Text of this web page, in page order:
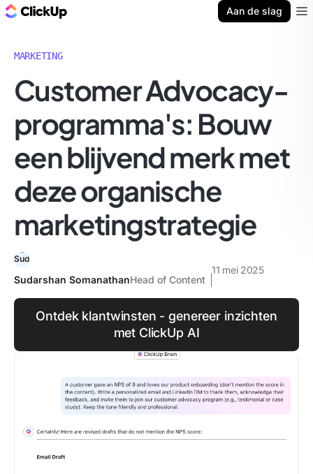
Aan de slag
MARKETING
Customer Advocacy-
programma's: Bouw
een blijvend merk met
deze organische
marketingstrategie
Sudarshan SomanathanHead of Content
11 mei 2025
Ontdek klantwinsten - genereer inzichten
met ClickUp AI